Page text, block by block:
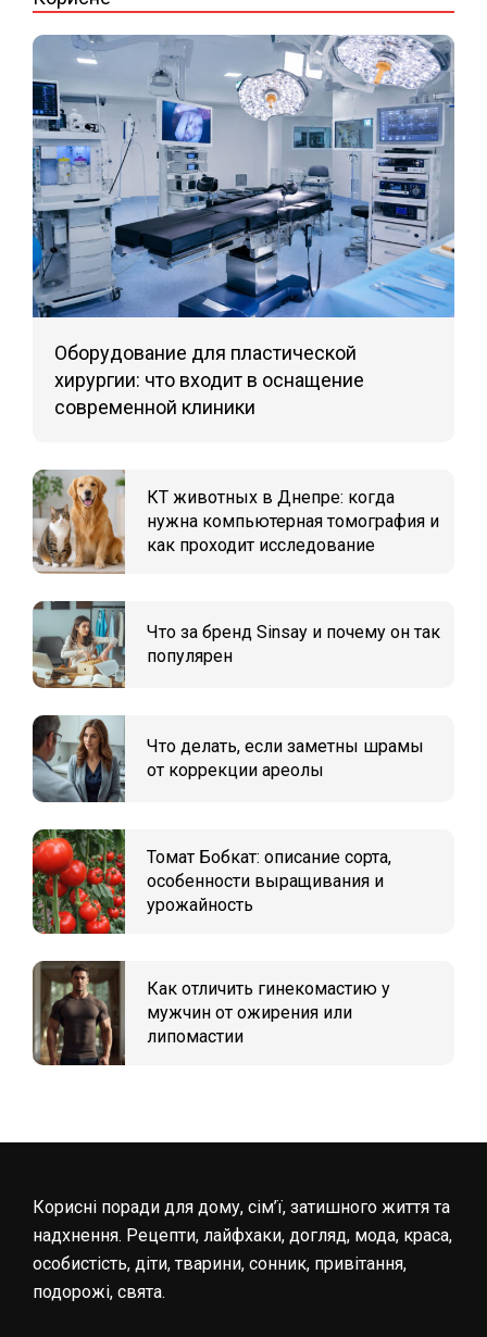
Оборудование для пластической
хирургии: что входит в оснащение
современной клиники
КТ животных в Днепре: когда
нужна компьютерная томография и
как проходит исследование
Что за бренд Sinsay и почему он так
популярен
Что делать, если заметны шрамы
от коррекции ареолы
Томат Бобкат: описание сорта,
особенности выращивания и
урожайность
Как отличить гинекомастию у
мужчин от ожирения или
липомастии
Корисні поради для дому, сім’ї, затишного життя та
надхнення. Рецепти, лайфхаки, догляд, мода, краса,
особистість, діти, тварини, сонник, привітання,
подорожі, свята.